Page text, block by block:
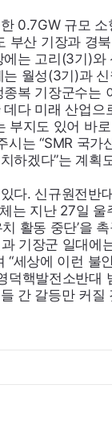
0.7GW 규모
부산 기장과 경
는 고리(3기)와
는 월성(3기)과
복 기장군수는
데다 미래 산업으
부지도 있어 바
시는 “SMR 국가
하겠다”는 계획
다. 신규원전반
는 지난 27일 울
치 활동 중단’을
기장군 일대에
“세상에 이런 불
덕핵발전소반대
간 갈등만 커질